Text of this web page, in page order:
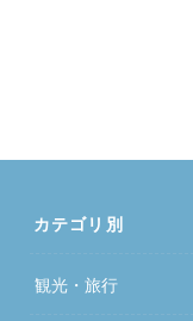
カテゴリ別
観光・旅行